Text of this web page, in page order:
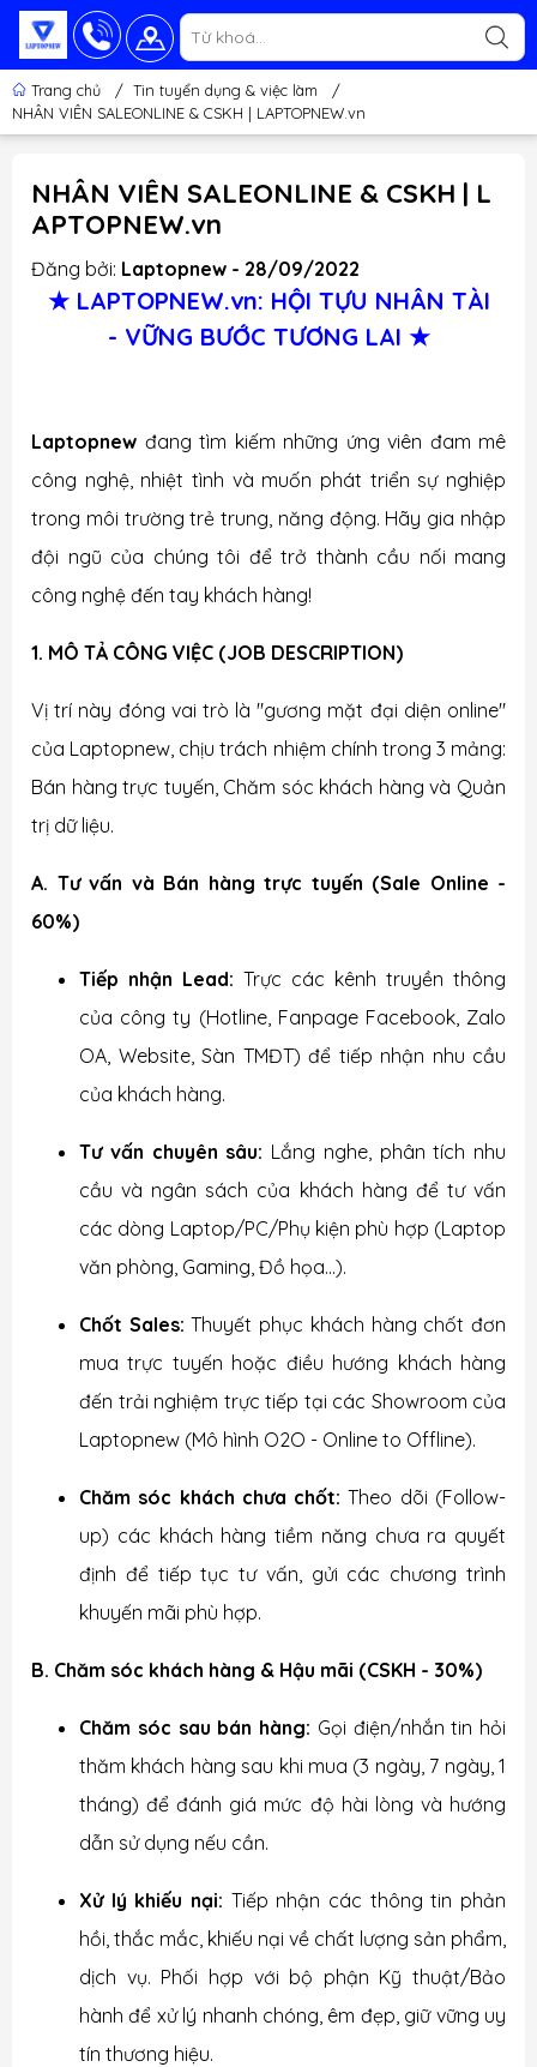
Trang chủ / Tin tuyển dụng & việc làm
/
NHÂN VIÊN SALEONLINE & CSKH | LAPTOPNEW.vn
NHÂN VIÊN SALEONLINE & CSKH | L
APTOPNEW.vn
Đăng bởi: Laptopnew - 28/09/2022
★ LAPTOPNEW.vn: HỘI TỰU NHÂN TÀI
- VỮNG BƯỚC TƯƠNG LAI ★
Laptopnew đang tìm kiếm những ứng viên đam mê
công nghệ, nhiệt tình và muốn phát triển sự nghiệp
trong môi trường trẻ trung, năng động. Hãy gia nhập
đội ngũ của chúng tôi để trở thành cầu nối mang
công nghệ đến tay khách hàng!
1. MÔ TẢ CÔNG VIỆC (JOB DESCRIPTION)
Vị trí này đóng vai trò là "gương mặt đại diện online"
của Laptopnew, chịu trách nhiệm chính trong 3 mảng:
Bán hàng trực tuyến, Chăm sóc khách hàng và Quản
trị dữ liệu.
A. Tư vấn và Bán hàng trực tuyến (Sale Online -
60%)
Tiếp nhận Lead: Trực các kênh truyền thông
của công ty (Hotline, Fanpage Facebook, Zalo
OA, Website, Sàn TMĐT) để tiếp nhận nhu cầu
của khách hàng.
Tư vấn chuyên sâu: Lắng nghe, phân tích nhu
cầu và ngân sách của khách hàng để tư vấn
các dòng Laptop/PC/Phụ kiện phù hợp (Laptop
văn phòng, Gaming, Đồ họa...).
Chốt Sales: Thuyết phục khách hàng chốt đơn
mua trực tuyến hoặc điều hướng khách hàng
đến trải nghiệm trực tiếp tại các Showroom của
Laptopnew (Mô hình O2O - Online to Offline).
Chăm sóc khách chưa chốt: Theo dõi (Follow-
up) các khách hàng tiềm năng chưa ra quyết
định để tiếp tục tư vấn, gửi các chương trình
khuyến mãi phù hợp.
B. Chăm sóc khách hàng & Hậu mãi (CSKH - 30%)
Chăm sóc sau bán hàng: Gọi điện/nhắn tin hỏi
thăm khách hàng sau khi mua (3 ngày, 7 ngày, 1
tháng) để đánh giá mức độ hài lòng và hướng
dẫn sử dụng nếu cần.
Xử lý khiếu nại: Tiếp nhận các thông tin phản
hồi, thắc mắc, khiếu nại về chất lượng sản phẩm,
dịch vụ. Phối hợp với bộ phận Kỹ thuật/Bảo
hành để xử lý nhanh chóng, êm đẹp, giữ vững uy
tín thương hiệu.